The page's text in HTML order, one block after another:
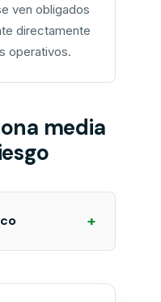
ven obligados
directamente
operativos.
media
+